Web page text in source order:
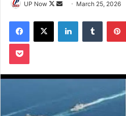
UP Now
Follow
Send
email
March 25, 2026
Facebook
X LinkedInTumblr
Pocket